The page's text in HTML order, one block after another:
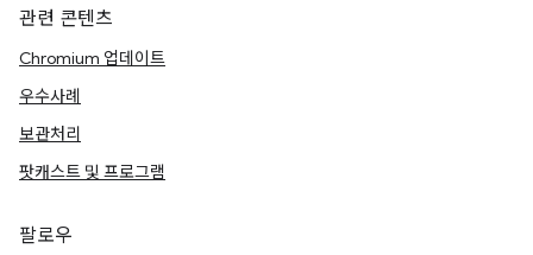
관련 콘텐츠
Chromium 업데이트
우수사례
보관처리
팟캐스트 및 프로그램
팔로우